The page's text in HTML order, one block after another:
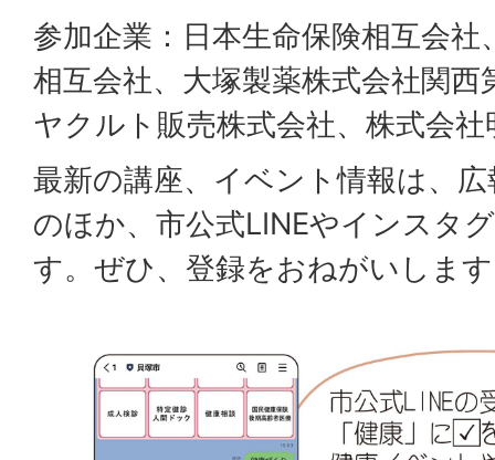
参加企業：日本生命保険相互会社
相互会社、大塚製薬株式会社関西
ヤクルト販売株式会社、株式会社
最新の講座、イベント情報は、
のほか、市公式LINEやインスタ
す。ぜひ、登録をおねがいしま